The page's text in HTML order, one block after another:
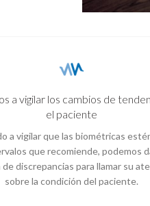
a vigilar los cambios de
el paciente
a vigilar que las biométricas
que recomiende, podemos
discrepancias para llamar su
sobre la condición del paciente.